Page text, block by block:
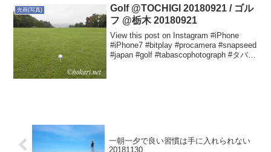
光画(写真)
Golf @TOCHIGI 20180921 / ゴル
フ @栃木 20180921
View this post on Instagram #iPhone
#iPhone7 #bitplay #procamera #snapseed
#japan #golf #tabascophotograph #タバス
一朝一夕で良い習慣は手に入れられない
20181130